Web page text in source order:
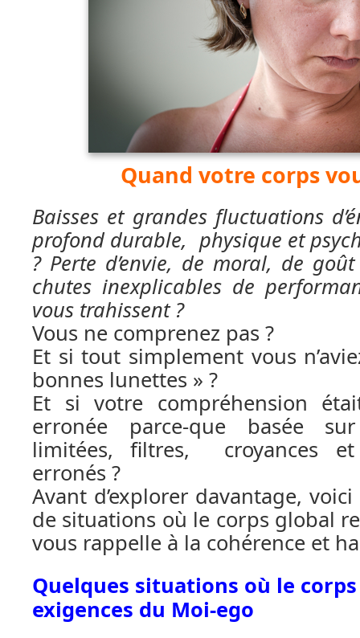
Quand votre corps
Baisses et grandes fluctuations
profond durable, physique et
? Perte d’envie, de moral, de
chutes inexplicables de
vous trahissent ?
Vous ne comprenez pas ?
Et si tout simplement vous
bonnes lunettes » ?
Et si votre compréhension
erronée parce-que basée
limitées, filtres, croyances et
erronés ?
Avant d’explorer davantage,
de situations où le corps global
vous rappelle à la cohérence et
Quelques situations où le corps
exigences du Moi-ego